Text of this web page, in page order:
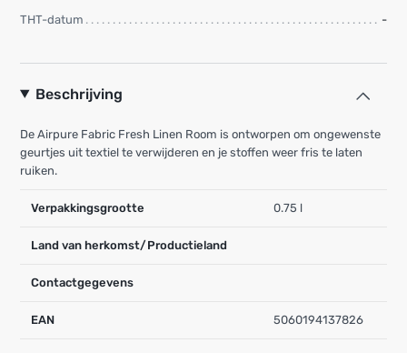
THT-datum
-
Beschrijving
De Airpure Fabric Fresh Linen Room is ontworpen om ongewenste
geurtjes uit textiel te verwijderen en je stoffen weer fris te laten
ruiken.
Verpakkingsgrootte 0.75 l
Land van herkomst/Productieland
Contactgegevens
EAN 5060194137826